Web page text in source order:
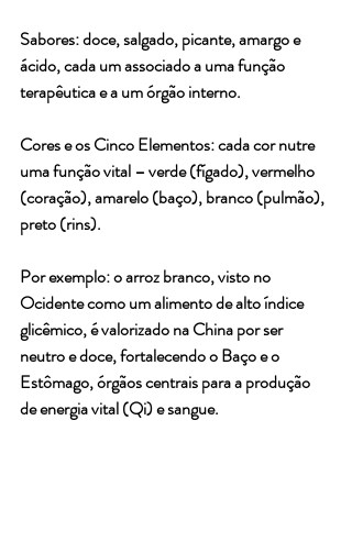
Sabores: doce, salgado, picante, amargo e
ácido, cada um associado a uma função
terapêutica e a um órgão interno.
Cores e os Cinco Elementos: cada cor nutre
uma função vital – verde (fígado), vermelho
(coração), amarelo (baço), branco (pulmão),
preto (rins).
Por exemplo: o arroz branco, visto no
Ocidente como um alimento de alto índice
glicêmico, é valorizado na China por ser
neutro e doce, fortalecendo o Baço e o
Estômago, órgãos centrais para a produção
de energia vital (Qi) e sangue.